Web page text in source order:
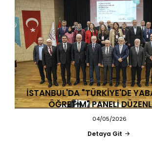
İSTANBUL'DA "TÜRKİYE'DE
ÖĞRETİM" PANELİ
04/05/2026
Detaya Git